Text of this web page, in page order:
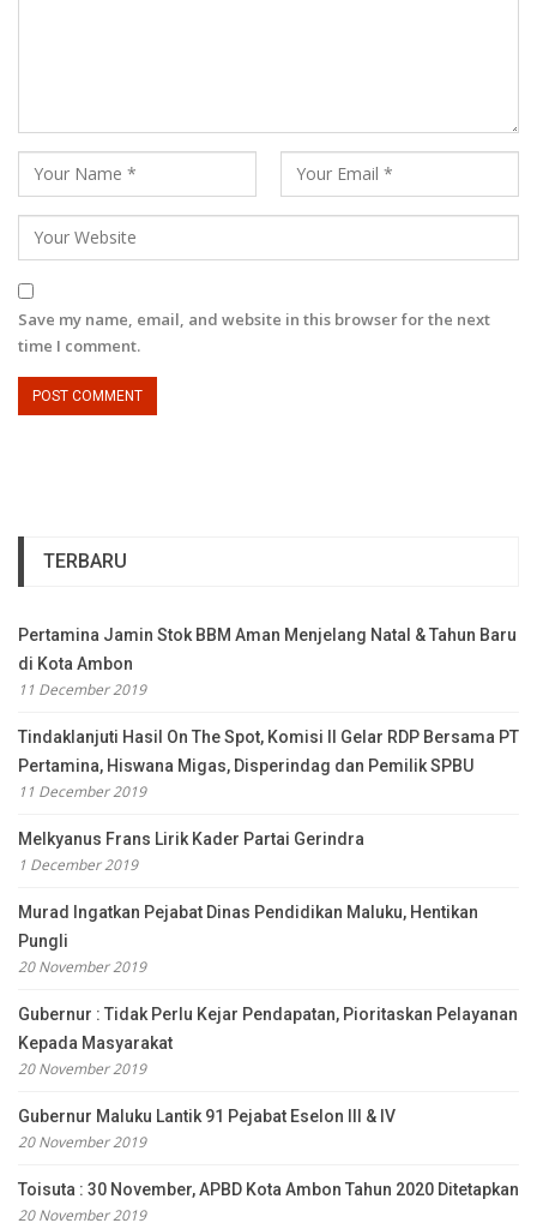
Save my name, email, and website in this browser for the next
time I comment.
TERBARU
Pertamina Jamin Stok BBM Aman Menjelang Natal & Tahun Baru
di Kota Ambon
11 December 2019
Tindaklanjuti Hasil On The Spot, Komisi II Gelar RDP Bersama PT
Pertamina, Hiswana Migas, Disperindag dan Pemilik SPBU
11 December 2019
Melkyanus Frans Lirik Kader Partai Gerindra
1 December 2019
Murad Ingatkan Pejabat Dinas Pendidikan Maluku, Hentikan
Pungli
20 November 2019
Gubernur : Tidak Perlu Kejar Pendapatan, Pioritaskan Pelayanan
Kepada Masyarakat
20 November 2019
Gubernur Maluku Lantik 91 Pejabat Eselon III & IV
20 November 2019
Toisuta : 30 November, APBD Kota Ambon Tahun 2020 Ditetapkan
20 November 2019